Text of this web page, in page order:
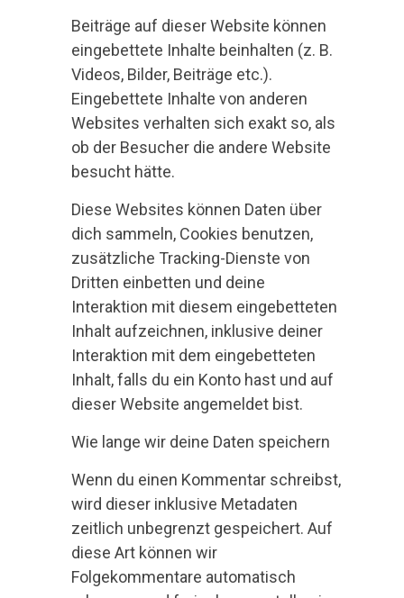
Beiträge auf dieser Website können
eingebettete Inhalte beinhalten (z. B.
Videos, Bilder, Beiträge etc.).
Eingebettete Inhalte von anderen
Websites verhalten sich exakt so, als
ob der Besucher die andere Website
besucht hätte.
Diese Websites können Daten über
dich sammeln, Cookies benutzen,
zusätzliche Tracking-Dienste von
Dritten einbetten und deine
Interaktion mit diesem eingebetteten
Inhalt aufzeichnen, inklusive deiner
Interaktion mit dem eingebetteten
Inhalt, falls du ein Konto hast und auf
dieser Website angemeldet bist.
Wie lange wir deine Daten speichern
Wenn du einen Kommentar schreibst,
wird dieser inklusive Metadaten
zeitlich unbegrenzt gespeichert. Auf
diese Art können wir
Folgekommentare automatisch